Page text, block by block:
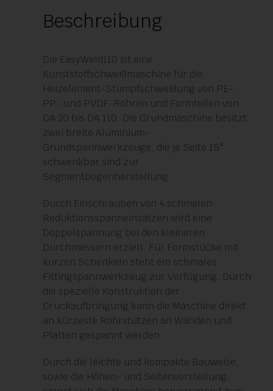
Beschreibung
Die EasyWeld110 ist eine
Kunststoffschweißmaschine für die
Heizelement-Stumpfschweißung von PE-,
PP- und PVDF-Rohren und Formteilen von
DA 20 bis DA 110. Die Grundmaschine besitzt
zwei breite Aluminium-
Grundspannwerkzeuge, die je Seite 15°
schwenkbar sind zur
Segmentbogenherstellung.
Durch Einschrauben von 4 schmalen
Reduktionsspanneinsätzen wird eine
Doppelspannung bei den kleineren
Durchmessern erzielt. Für Formstücke mit
kurzen Schenkeln steht ein schmales
Fittingspannwerkzeug zur Verfügung. Durch
die spezielle Konstruktion der
Druckaufbringung kann die Maschine direkt
an kürzeste Rohrstutzen an Wänden und
Platten gespannt werden.
Durch die leichte und kompakte Bauweise,
sowie die Höhen- und Seitenverstellung,